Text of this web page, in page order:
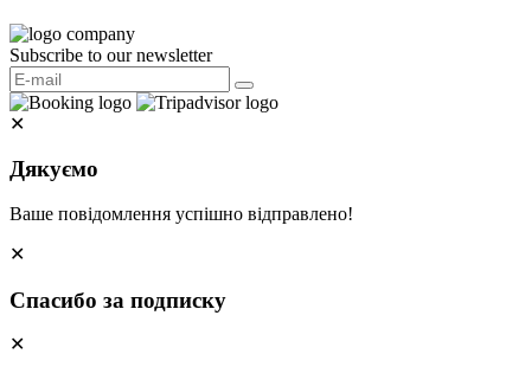
Subscribe to our newsletter
✕
Дякуємо
Ваше повідомлення успішно відправлено!
✕
Спасибо за подписку
✕